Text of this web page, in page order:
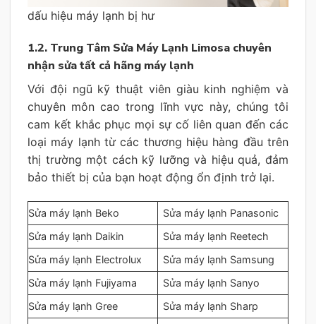
dấu hiệu máy lạnh bị hư
1.2. Trung Tâm Sửa Máy Lạnh Limosa chuyên
nhận sửa tất cả hãng máy lạnh
Với đội ngũ kỹ thuật viên giàu kinh nghiệm và
chuyên môn cao trong lĩnh vực này, chúng tôi
cam kết khắc phục mọi sự cố liên quan đến các
loại máy lạnh từ các thương hiệu hàng đầu trên
thị trường một cách kỹ lưỡng và hiệu quả, đảm
bảo thiết bị của bạn hoạt động ổn định trở lại.
Sửa máy lạnh Beko
Sửa máy lạnh Panasonic
Sửa máy lạnh Daikin
Sửa máy lạnh Reetech
Sửa máy lạnh Electrolux
Sửa máy lạnh Samsung
Sửa máy lạnh Fujiyama
Sửa máy lạnh Sanyo
Sửa máy lạnh Gree
Sửa máy lạnh Sharp